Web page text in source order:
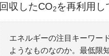
回収したCO2を再利用
エネルギーの注目キーワー
ようなものなのか。最低限